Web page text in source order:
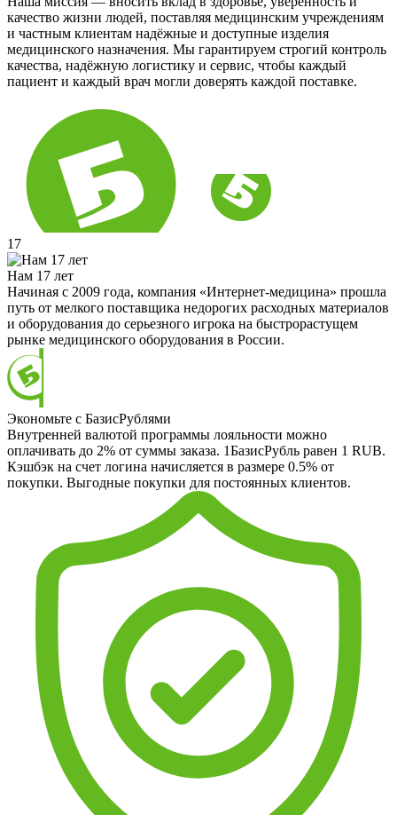
качество жизни людей, поставляя медицинским учреждениям
и частным клиентам надёжные и доступные изделия
медицинского назначения. Мы гарантируем строгий контроль
качества, надёжную логистику и сервис, чтобы каждый
пациент и каждый врач могли доверять каждой поставке.
17
Нам 17 лет
Начиная с 2009 года, компания «Интернет-медицина» прошла
путь от мелкого поставщика недорогих расходных материалов
и оборудования до серьезного игрока на быстрорастущем
рынке медицинского оборудования в России.
Экономьте с БазисРублями
Внутренней валютой программы лояльности можно
оплачивать до 2% от суммы заказа. 1БазисРубль равен 1 RUB.
Кэшбэк на счет логина начисляется в размере 0.5% от
покупки. Выгодные покупки для постоянных клиентов.